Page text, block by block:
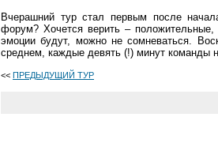
Вчерашний тур стал первым после
форум? Хочется верить –
эмоции будут, можно не сомневаться.
среднем, каждые девять (!) минут команды
<< ПРЕДЫДУЩИЙ ТУР